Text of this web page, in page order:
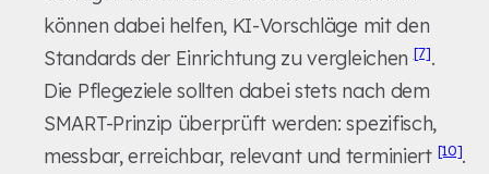
können dabei helfen, KI-Vorschläge mit den
Standards der Einrichtung zu vergleichen[7].
Die Pflegeziele sollten dabei stets nach dem
SMART-Prinzip überprüft werden: spezifisch,
messbar, erreichbar, relevant und terminiert [10].